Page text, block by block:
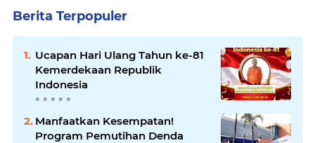
Berita Terpopuler
Ucapan Hari Ulang Tahun ke-81
Kemerdekaan Republik
Indonesia
Manfaatkan Kesempatan!
Program Pemutihan Denda